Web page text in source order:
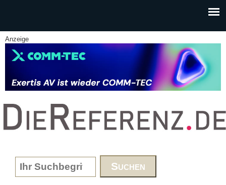
Anzeige
www.DieReferenz.de
Search form